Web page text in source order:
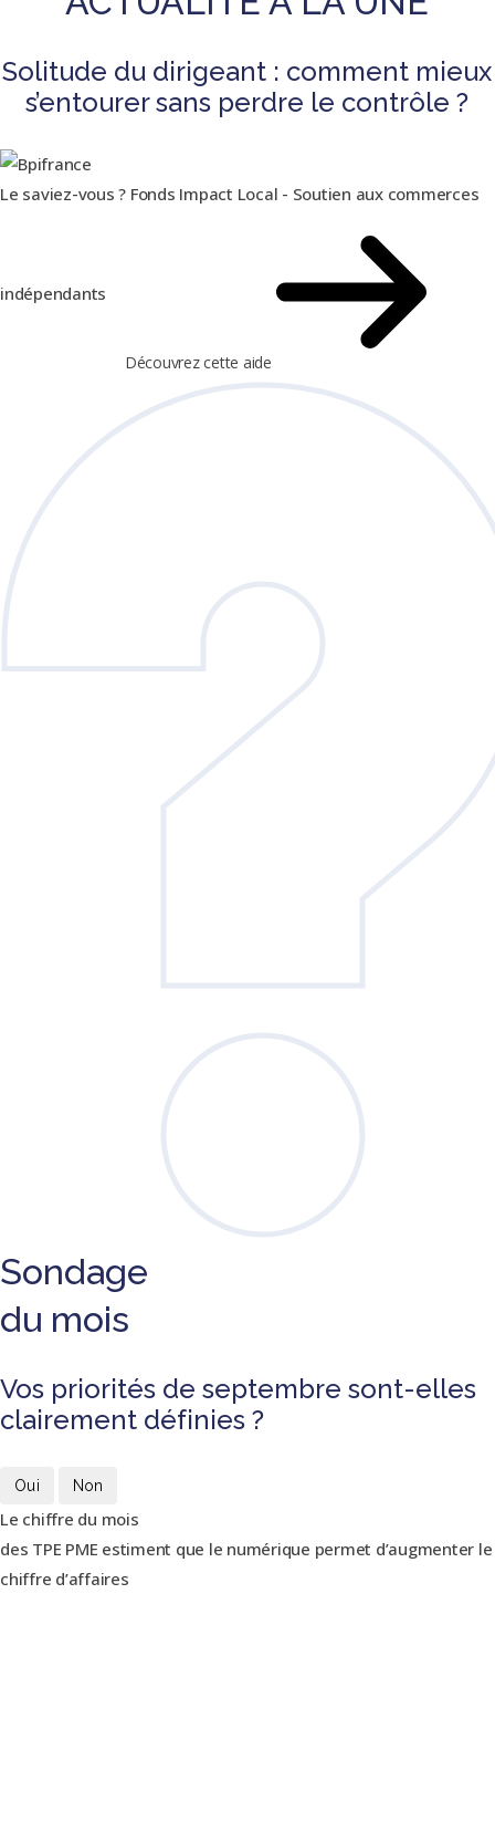
Solitude du dirigeant : comment mieux
s’entourer sans perdre le contrôle ?
Le saviez-vous ? Fonds Impact Local - Soutien aux commerces
indépendants
Découvrez cette aide
Sondage
du mois
Vos priorités de septembre sont-elles
clairement définies ?
Oui Non
Le chiffre du mois
des TPE PME estiment que le numérique permet d’augmenter le
chiffre d’affaires